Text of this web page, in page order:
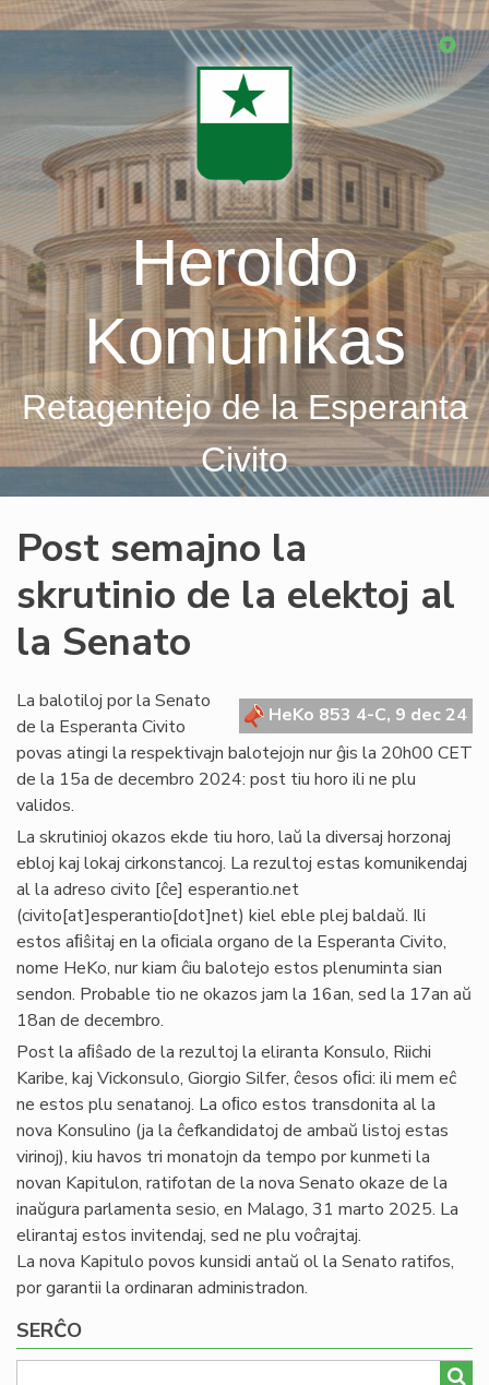
Skip
Heroldo
Komunikas
Retagentejo de la Esperanta
Civito
Post semajno la
skrutinio de la elektoj al
la Senato
HeKo 853 4-C, 9 dec 24
La balotiloj por la Senato
de la Esperanta Civito
povas atingi la respektivajn balotejojn nur ĝis la 20h00 CET
de la 15a de decembro 2024: post tiu horo ili ne plu
validos.
La skrutinioj okazos ekde tiu horo, laŭ la diversaj horzonaj
ebloj kaj lokaj cirkonstancoj. La rezultoj estas komunikendaj
al la adreso civito [ĉe] esperantio.net
(civito[at]esperantio[dot]net) kiel eble plej baldaŭ. Ili
estos aﬁŝitaj en la oﬁciala organo de la Esperanta Civito,
nome HeKo, nur kiam ĉiu balotejo estos plenuminta sian
sendon. Probable tio ne okazos jam la 16an, sed la 17an aŭ
18an de decembro.
Post la aﬁŝado de la rezultoj la eliranta Konsulo, Riichi
Karibe, kaj Vickonsulo, Giorgio Silfer, ĉesos oﬁci: ili mem eĉ
ne estos plu senatanoj. La oﬁco estos transdonita al la
nova Konsulino (ja la ĉefkandidatoj de ambaŭ listoj estas
virinoj), kiu havos tri monatojn da tempo por kunmeti la
novan Kapitulon, ratifotan de la nova Senato okaze de la
inaŭgura parlamenta sesio, en Malago, 31 marto 2025. La
elirantaj estos invitendaj, sed ne plu voĉrajtaj.
La nova Kapitulo povos kunsidi antaŭ ol la Senato ratifos,
por garantii la ordinaran administradon.
SERĈO